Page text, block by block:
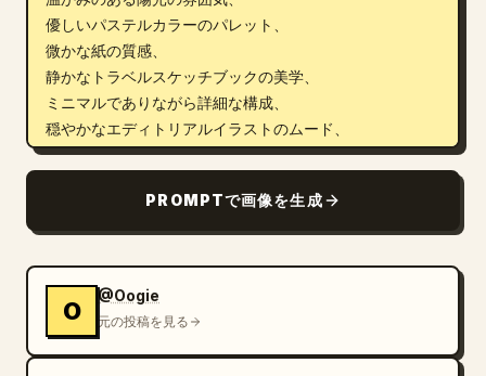
優しいパステルカラーのパレット、
微かな紙の質感、
静かなトラベルスケッチブックの美学、
ミニマルでありながら詳細な構成、
穏やかなエディトリアルイラストのムード、
詩的な日常の風景、
フォトリアリズムなし、
強いコントラストなし、
劇的なライティングなし。
シーン:
シンプルな壁、タイル屋根や地域特有の屋根、塗装された
PROMPTで画像を生成
O
@Oogie
元の投稿を見る